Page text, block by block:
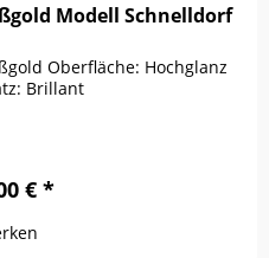
Modell Schnelldorf
Oberfläche: Hochglanz
Brillant
€ *